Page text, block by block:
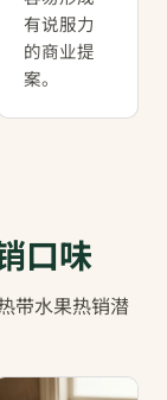
有说服力
的商业提
案。
口味
带水果热销潜